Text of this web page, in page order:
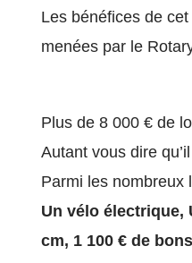
Les bénéfices de
menées par le
Plus de 8 000 € de
Autant vous dire
Parmi les nombreux
Un vélo électrique,
cm, 1 100 € de